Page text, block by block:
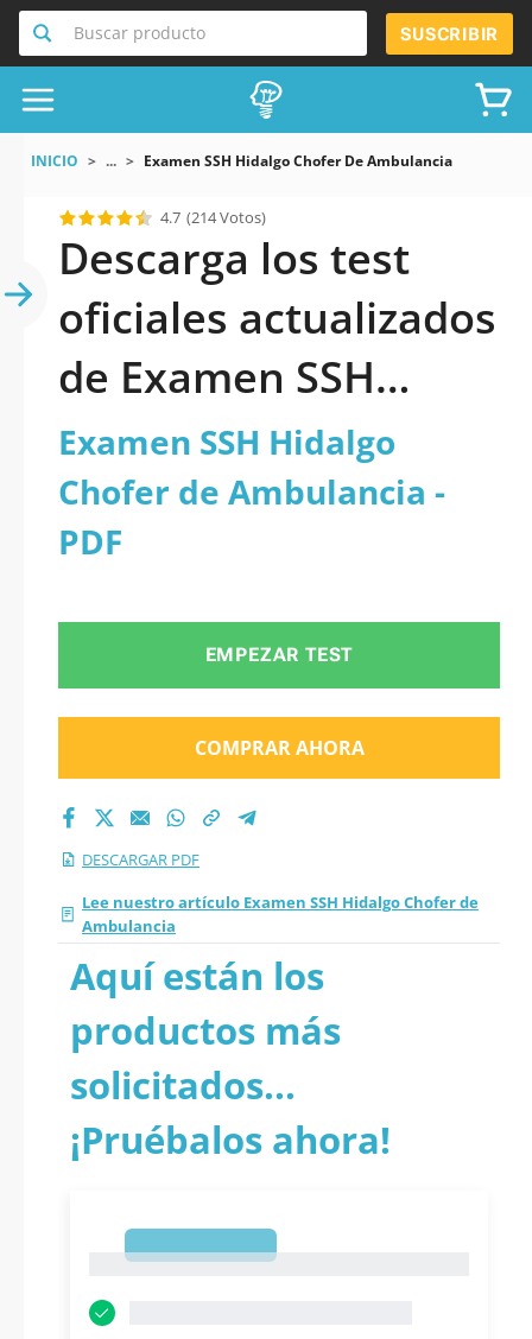
Buscar producto SUSCRIBIR
INICIO ... Examen SSH Hidalgo Chofer De Ambulancia
4.7 (214 Votos)
Descarga los test
oficiales actualizados
de Examen SSH
Hidalgo Chofer de
Ambulancia 2026 en
PDF
Examen SSH Hidalgo
Chofer de Ambulancia -
PDF
EMPEZAR TEST
COMPRAR AHORA
DESCARGAR PDF
Lee nuestro artículo Examen SSH Hidalgo Chofer de
Ambulancia
Aquí están los
productos más
solicitados...
¡Pruébalos ahora!